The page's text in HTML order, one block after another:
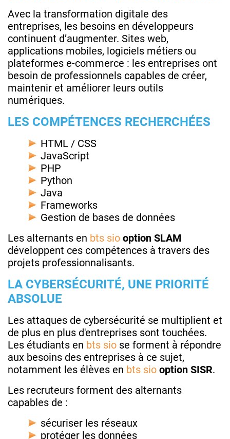
Avec la transformation digitale des
entreprises, les besoins en développeurs
continuent d’augmenter. Sites web,
applications mobiles, logiciels métiers ou
plateformes e-commerce : les entreprises ont
besoin de professionnels capables de créer,
maintenir et améliorer leurs outils
numériques.
LES COMPÉTENCES RECHERCHÉES
HTML / CSS
JavaScript
PHP
Python
Java
Frameworks
Gestion de bases de données
Les alternants en bts sio option SLAM
développent ces compétences à travers des
projets professionnalisants.
LA CYBERSÉCURITÉ, UNE PRIORITÉ
ABSOLUE
Les attaques de cybersécurité se multiplient et
de plus en plus d'entreprises sont touchées.
Les étudiants en bts sio se forment à répondre
aux besoins des entreprises à ce sujet,
notamment les élèves en bts sio option SISR.
Les recruteurs forment des alternants
capables de :
sécuriser les réseaux
protéger les données